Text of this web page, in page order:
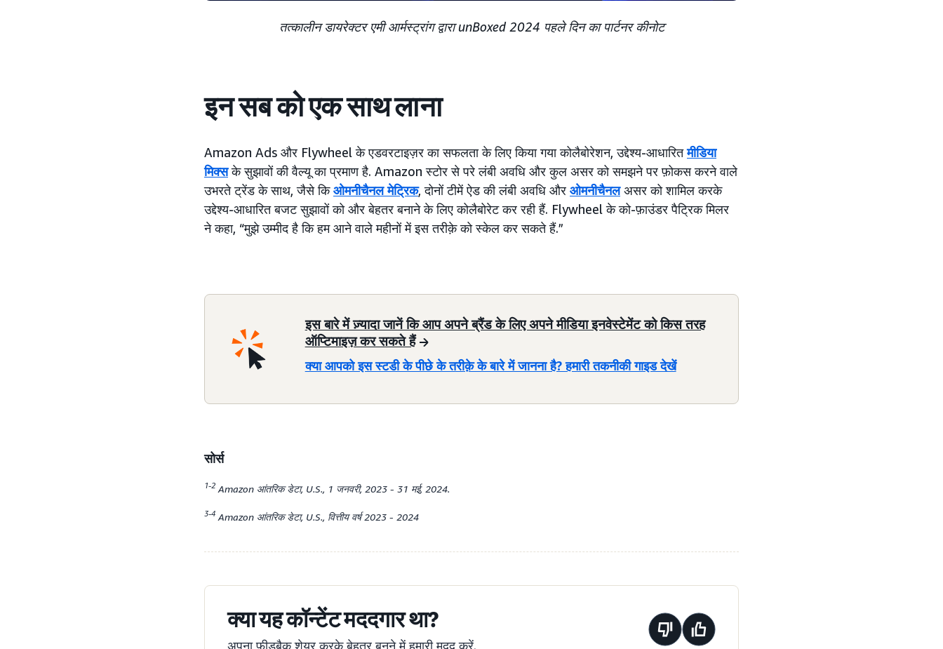
तत्कालीन डायरेक्टर एमी आर्मस्ट्रांग द्वारा unBoxed 2024 पहले दिन का पार्टनर कीनोट
इन सब को एक साथ लाना
Amazon Ads और Flywheel के एडवरटाइज़र का सफलता के लिए किया गया कोलैबोरेशन, उद्देश्य-आधारितमीडिया
मिक्सके सुझावों की वैल्यू का प्रमाण है. Amazon स्टोर से परे लंबी अवधि और कुल असर को समझने पर फ़ोकस करने वाले
उभरते ट्रेंड के साथ, जैसे किओमनीचैनल मेट्रिक, दोनों टीमें ऐड की लंबी अवधि और ओमनीचैनलअसर को शामिल करके
उद्देश्य-आधारित बजट सुझावों को और बेहतर बनाने के लिए कोलैबोरेट कर रही हैं. Flywheel के को-फ़ाउंडर पैट्रिक मिलर
ने कहा, “मुझे उम्मीद है कि हम आने वाले महीनों में इस तरीक़े को स्केल कर सकते हैं.”
इस बारे में ज़्यादा जानें कि आप अपने ब्रैंड के लिए अपने मीडिया इनवेस्टेमेंट को किस तरह
ऑप्टिमाइज़ कर सकते हैं
क्या आपको इस स्टडी के पीछे के तरीक़े के बारे में जानना है? हमारी तकनीकी गाइड देखें
सोर्स
1-2 Amazon आंतरिक डेटा, U.S., 1 जनवरी, 2023 - 31 मई, 2024.
3-4 Amazon आंतरिक डेटा, U.S., वित्तीय वर्ष 2023 - 2024
क्या यह कॉन्टेंट मददगार था?
अपना फ़ीडबैक शेयर करके बेहतर बनने में हमारी मदद करें.